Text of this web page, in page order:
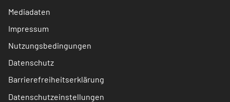
Mediadaten
Impressum
Nutzungsbedingungen
Datenschutz
Barrierefreiheitserklärung
Datenschutzeinstellungen